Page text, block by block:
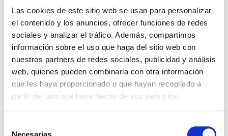
Las cookies de este sitio web se usan para personalizar
el contenido y los anuncios, ofrecer funciones de redes
sociales y analizar el tráfico. Además, compartimos
información sobre el uso que haga del sitio web con
nuestros partners de redes sociales, publicidad y análisis
web, quienes pueden combinarla con otra información
que les haya proporcionado o que hayan recopilado a
partir del uso que haya hecho de sus servicios.
Necesarias
Resistencia al Viento 0,151m2
Peso 5Kg
Dimensiones 525x255x105mm
Posición de montaje Montaje en Báculo